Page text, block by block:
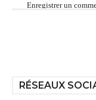
Enregistrer un
RÉSEAUX